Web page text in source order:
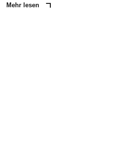
Mehr lesen